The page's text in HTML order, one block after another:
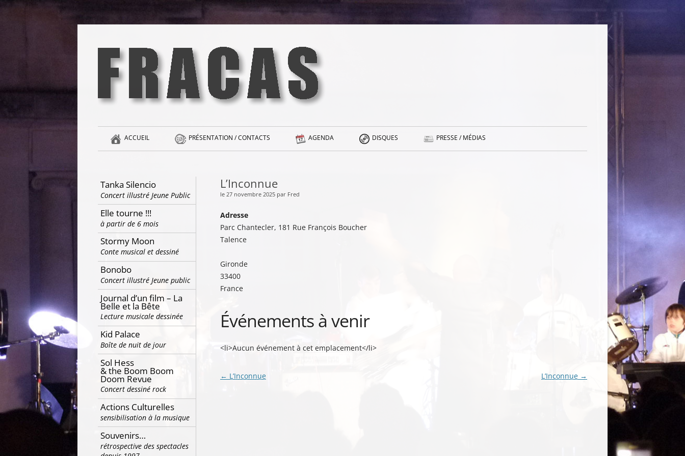
Aller
Fracas
ACCUEIL PRÉSENTATION / CONTACTS AGENDA DISQUES PRESSE / MÉDIAS
L’Inconnue
le 27 novembre 2025 par Fred
Adresse
Parc Chantecler, 181 Rue François Boucher
Talence
Gironde
33400
France
Événements à venir
<li>Aucun événement à cet emplacement</li>
Navigation
← L’Inconnue L’Inconnue →
Tanka Silencio
Concert illustré Jeune Public
Elle tourne !!!
à partir de 6 mois
Stormy Moon
Conte musical et dessiné
Bonobo
Concert illustré Jeune public
Journal d’un film – La
Belle et la Bête
Lecture musicale dessinée
Kid Palace
Boîte de nuit de jour
Sol Hess
& the Boom Boom
Doom Revue
Concert dessiné rock
Actions Culturelles
sensibilisation à la musique
Souvenirs…
rétrospective des spectacles